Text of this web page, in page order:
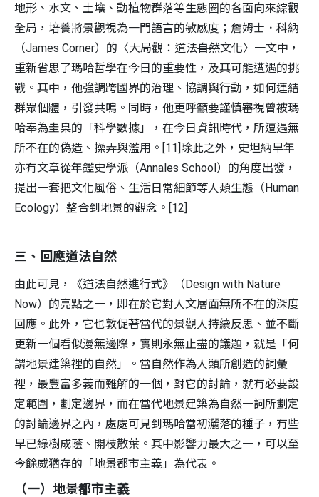
地形、水文、土壤、動植物群落等生態圈的各面向來綜觀
全局，培養將景觀視為一門語言的敏感度；詹姆士．科納
（James Corner）的〈大局觀：道法自然文化〉一文中，
重新省思了瑪哈哲學在今日的重要性，及其可能遭遇的挑
戰。其中，他強調跨國界的治理、協調與行動，如何連結
群眾個體，引發共鳴。同時，他更呼籲要謹慎審視曾被瑪
哈奉為圭臬的「科學數據」，在今日資訊時代，所遭遇無
所不在的偽造、操弄與濫用。[11]除此之外，史坦納早年
亦有文章從年鑑史學派（Annales School）的角度出發，
提出一套把文化風俗、生活日常細節等人類生態（Human
Ecology）整合到地景的觀念。[12]
三、回應道法自然
由此可見，《道法自然進行式》（Design with Nature
Now）的亮點之一，即在於它對人文層面無所不在的深度
回應。此外，它也敦促著當代的景觀人持續反思、並不斷
更新一個看似漫無邊際，實則永無止盡的議題，就是「何
謂地景建築裡的自然」。當自然作為人類所創造的詞彙
裡，最豐富多義而難解的一個，對它的討論，就有必要設
定範圍，劃定邊界，而在當代地景建築為自然一詞所劃定
的討論邊界之內，處處可見到瑪哈當初灑落的種子，有些
早已綠樹成蔭、開枝散葉。其中影響力最大之一，可以至
今餘威猶存的「地景都市主義」為代表。
（一）地景都市主義